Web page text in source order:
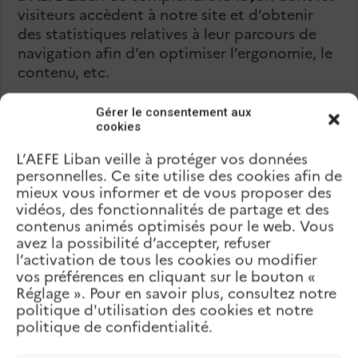
Gérer le consentement aux
cookies
L’AEFE Liban veille à protéger vos données
personnelles. Ce site utilise des cookies afin de
mieux vous informer et de vous proposer des
vidéos, des fonctionnalités de partage et des
contenus animés optimisés pour le web. Vous
avez la possibilité d’accepter, refuser
l’activation de tous les cookies ou modifier
vos préférences en cliquant sur le bouton «
Réglage ». Pour en savoir plus, consultez notre
politique d'utilisation des cookies et notre
politique de confidentialité.
visiteurs accèdent à notre site et d’obtenir
des statistiques relatives à leur parcours de
navigation afin d’en optimiser l’ergonomie, le
contenu, etc.
Nom du
cookie
Fournisseur
du cookie
Finalité
d’expiration
des cookies
XXX Matomo
Mesure
d’audience
…
XXX
Google
Analytics
Mesure
d’audience
Les données statistiques issues des cookies